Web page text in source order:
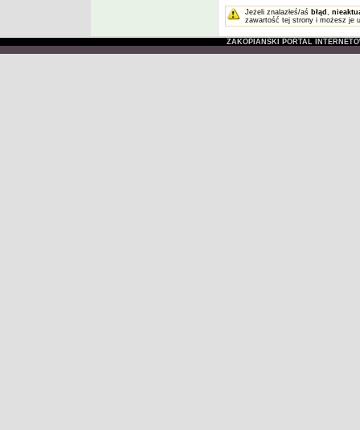
Jeżeli znalazłeś/aś błąd ,
zawartość tej strony i możesz je
ZAKOPIAŃSKI PORTAL